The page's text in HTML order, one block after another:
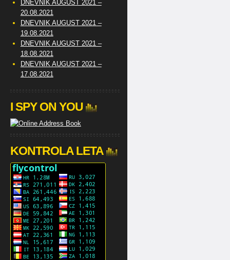
DNEVNIK AUGUST 2021 –
20.08.2021
DNEVNIK AUGUST 2021 –
19.08.2021
DNEVNIK AUGUST 2021 –
18.08.2021
DNEVNIK AUGUST 2021 –
17.08.2021
I SPY ON YOU
KONTROLA LETA